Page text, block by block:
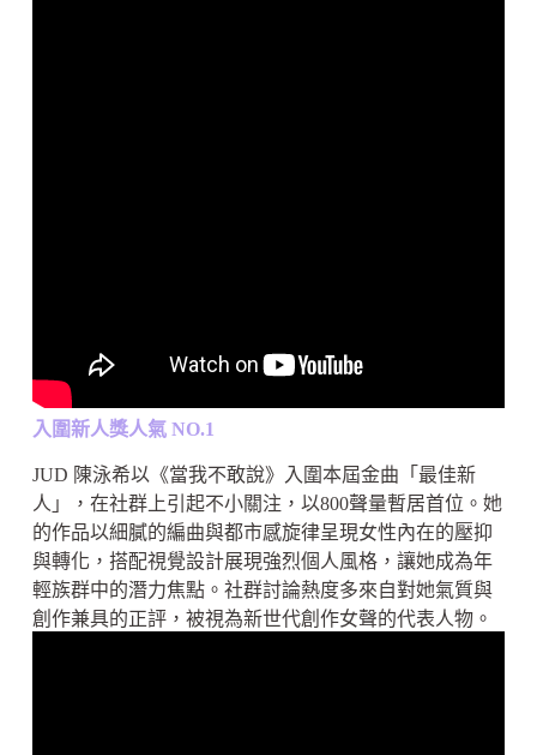
入圍新人獎人氣 NO.1
JUD 陳泳希以《當我不敢說》入圍本屆金曲「最佳新
人」，在社群上引起不小關注，以800聲量暫居首位。她
的作品以細膩的編曲與都市感旋律呈現女性內在的壓抑
與轉化，搭配視覺設計展現強烈個人風格，讓她成為年
輕族群中的潛力焦點。社群討論熱度多來自對她氣質與
創作兼具的正評，被視為新世代創作女聲的代表人物。